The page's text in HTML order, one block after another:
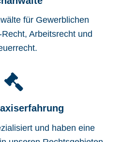
für Gewerblichen
Arbeitsrecht und
und haben eine